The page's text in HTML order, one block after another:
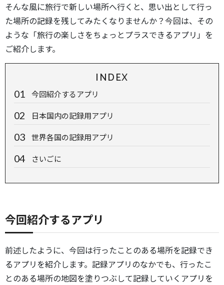
そんな風に旅行で新しい場所へ行くと、思い出として行っ
た場所の記録を残してみたくなりませんか？今回は、その
ような「旅行の楽しさをちょっとプラスできるアプリ」を
ご紹介します。
INDEX
今回紹介するアプリ
日本国内の記録用アプリ
世界各国の記録用アプリ
さいごに
今回紹介するアプリ
前述したように、今回は行ったことのある場所を記録でき
るアプリを紹介します。記録アプリのなかでも、行ったこ
とのある場所の地図を塗りつぶして記録していくアプリを